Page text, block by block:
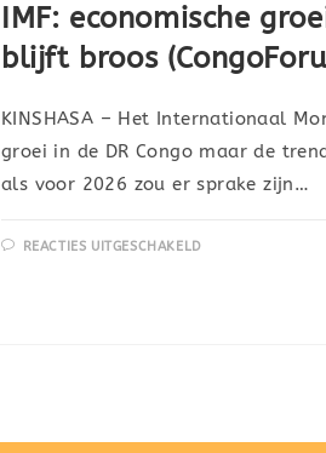
IMF: economische
blijft broos
KINSHASA – Het Internationaal
groei in de DR Congo maar de
als voor 2026 zou er sprake zijn…
REACTIES UITGESCHAKELD